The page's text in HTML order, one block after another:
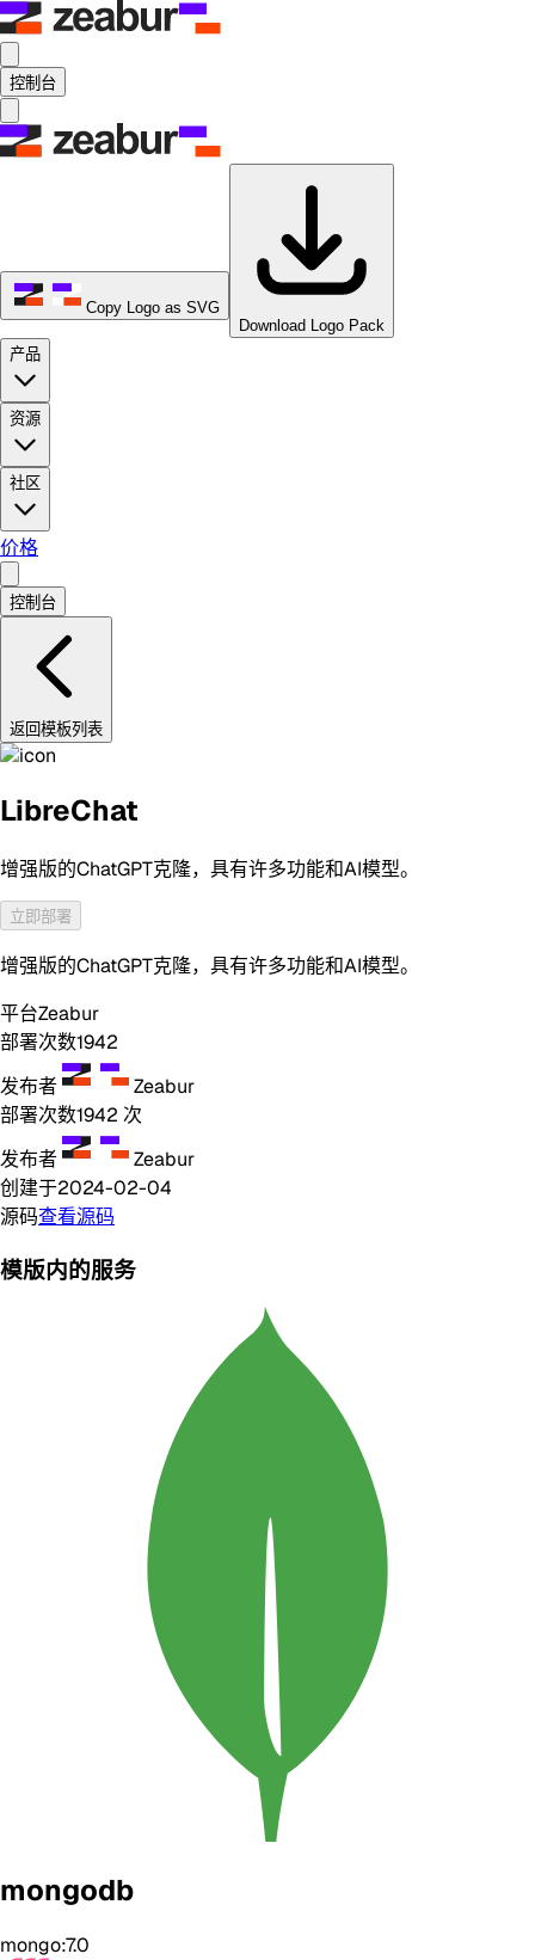
控制台
Copy Logo as SVG
Download Logo Pack
产品
资源
社区
价格
控制台
返回模板列表
LibreChat
增强版的ChatGPT克隆，具有许多功能和AI模型。
立即部署
增强版的ChatGPT克隆，具有许多功能和AI模型。
平台Zeabur
部署次数1942
发布者
Zeabur
部署次数1942 次
发布者
Zeabur
创建于2024-02-04
源码查看源码
模版内的服务
mongodb
mongo:7.0